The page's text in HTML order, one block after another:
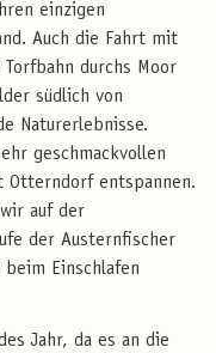
einzigen
Auch die Fahrt mit
durchs Moor
südlich von
Naturerlebnisse.
geschmackvollen
Otterndorf entspannen.
auf der
der Austernfischer
Einschlafen
Jahr, da es an die